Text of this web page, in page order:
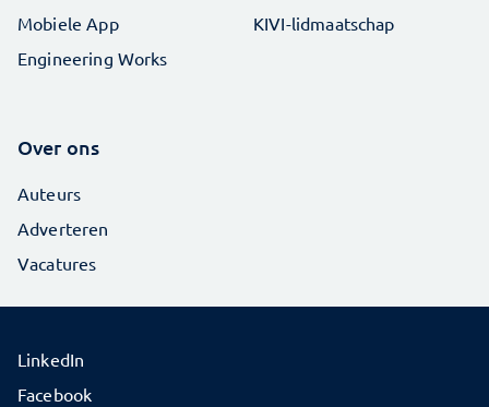
Mobiele App
Engineering Works
KIVI-lidmaatschap
Over ons
Auteurs
Adverteren
Vacatures
LinkedIn
Facebook